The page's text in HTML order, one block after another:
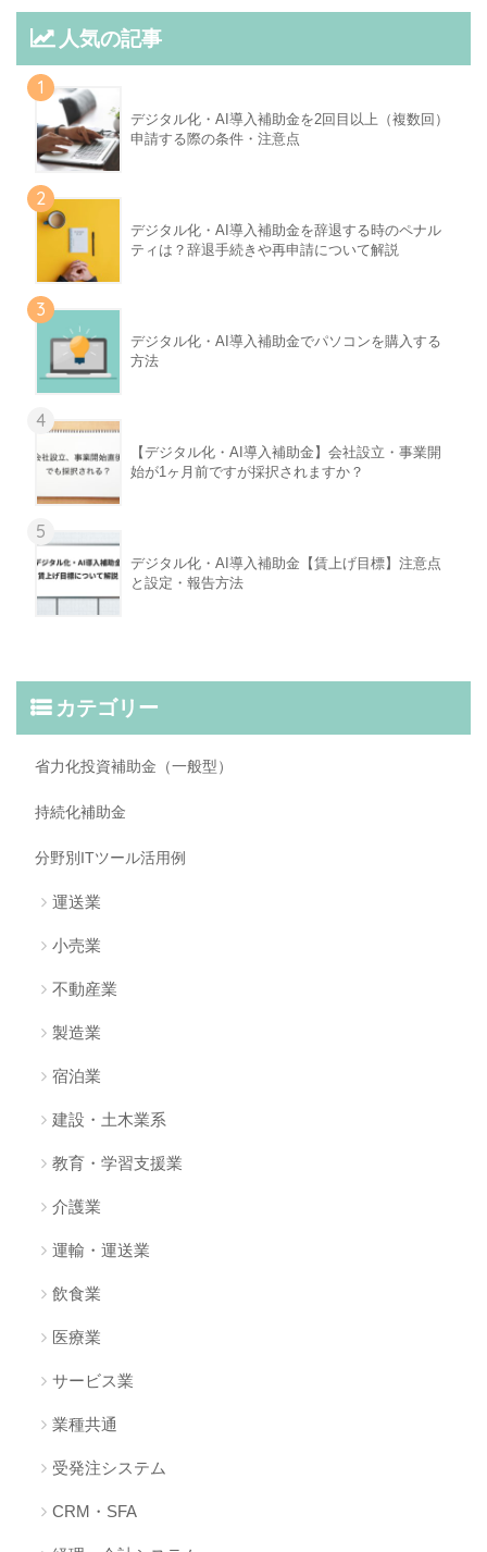
人気の記事
1
デジタル化・AI導入補助金を2回目以上（複数回）
申請する際の条件・注意点
2
デジタル化・AI導入補助金を辞退する時のペナル
ティは？辞退手続きや再申請について解説
3
デジタル化・AI導入補助金でパソコンを購入する
方法
4
【デジタル化・AI導入補助金】会社設立・事業開
始が1ヶ月前ですが採択されますか？
5
デジタル化・AI導入補助金【賃上げ目標】注意点
と設定・報告方法
カテゴリー
省力化投資補助金（一般型）
持続化補助金
分野別ITツール活用例
運送業
小売業
不動産業
製造業
宿泊業
建設・土木業系
教育・学習支援業
介護業
運輸・運送業
飲食業
医療業
サービス業
業種共通
受発注システム
CRM・SFA